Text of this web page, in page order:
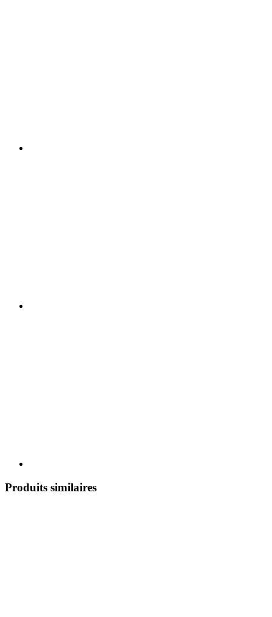
Produits similaires